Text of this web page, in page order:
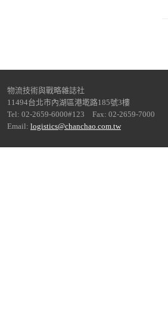
物流技術與戰略雜誌社
11494台北市內湖區港墘路185號3樓
Tel: 02-2659-6000#123 Fax: 02-2659-7000
Email: logistics@chanchao.com.tw